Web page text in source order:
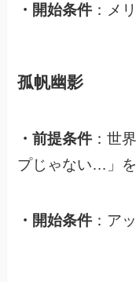
・開始条件 ：メ
孤帆幽影
・前提条件 ：世
プじゃない…」
・開始条件 ：ア